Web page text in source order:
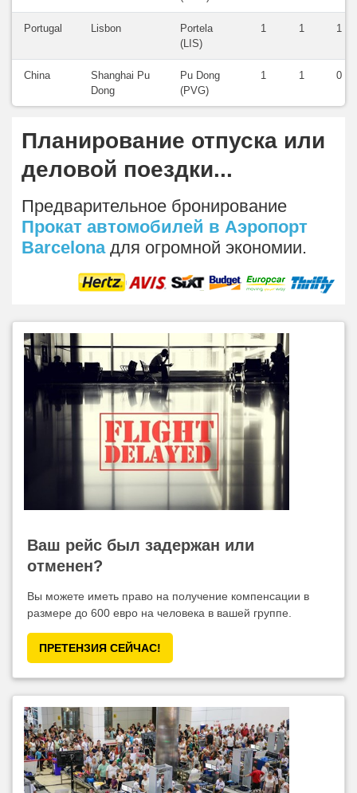
Portugal Lisbon
Portela
(LIS)
1 1 1
China
Shanghai Pu
Dong
Pu Dong
(PVG)
1 1 0
Планирование отпуска или
деловой поездки...
Предварительное бронирование
Прокат автомобилей в Аэропорт
Barcelonaдля огромной экономии.
Ваш рейс был задержан или
отменен?
Вы можете иметь право на получение компенсации в
размере до 600 евро на человека в вашей группе.
ПРЕТЕНЗИЯ CЕЙЧАС!